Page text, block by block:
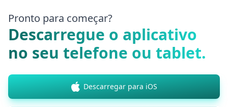
Pronto para começar?
Descarregue o aplicativo
no seu telefone ou tablet.
Descarregar para iOS